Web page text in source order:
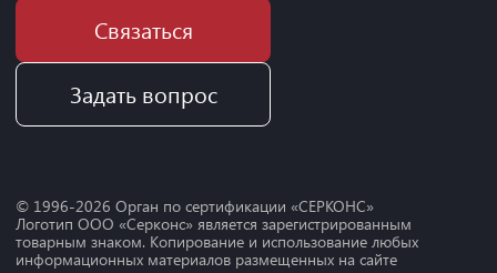
Связаться
Задать вопрос
© 1996-2026 Орган по сертификации «СЕРКОНС»
Логотип ООО «Серконс» является зарегистрированным
товарным знаком. Копирование и использование любых
информационных материалов размещенных на сайте